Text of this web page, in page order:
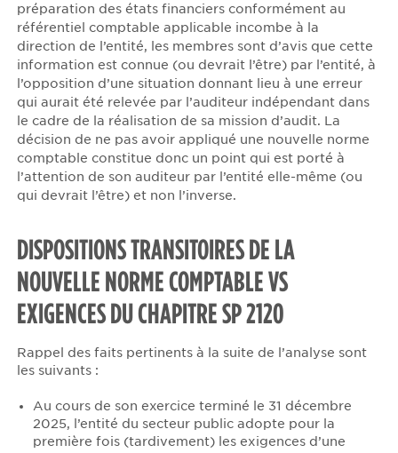
préparation des états financiers conformément au
référentiel comptable applicable incombe à la
direction de l’entité, les membres sont d’avis que cette
information est connue (ou devrait l’être) par l’entité, à
l’opposition d’une situation donnant lieu à une erreur
qui aurait été relevée par l’auditeur indépendant dans
le cadre de la réalisation de sa mission d’audit. La
décision de ne pas avoir appliqué une nouvelle norme
comptable constitue donc un point qui est porté à
l’attention de son auditeur par l’entité elle-même (ou
qui devrait l’être) et non l’inverse.
DISPOSITIONS TRANSITOIRES DE LA
NOUVELLE NORME COMPTABLE VS
EXIGENCES DU CHAPITRE SP 2120
Rappel des faits pertinents à la suite de l’analyse sont
les suivants :
Au cours de son exercice terminé le 31 décembre
2025, l’entité du secteur public adopte pour la
première fois (tardivement) les exigences d’une